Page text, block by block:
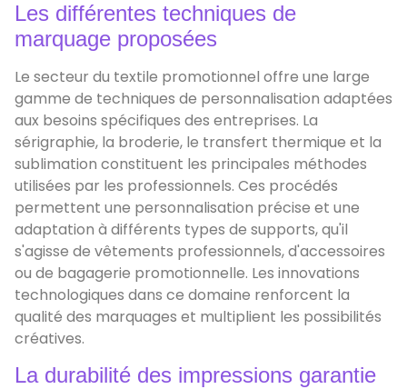
Les différentes techniques de
marquage proposées
Le secteur du textile promotionnel offre une large
gamme de techniques de personnalisation adaptées
aux besoins spécifiques des entreprises. La
sérigraphie, la broderie, le transfert thermique et la
sublimation constituent les principales méthodes
utilisées par les professionnels. Ces procédés
permettent une personnalisation précise et une
adaptation à différents types de supports, qu'il
s'agisse de vêtements professionnels, d'accessoires
ou de bagagerie promotionnelle. Les innovations
technologiques dans ce domaine renforcent la
qualité des marquages et multiplient les possibilités
créatives.
La durabilité des impressions garantie